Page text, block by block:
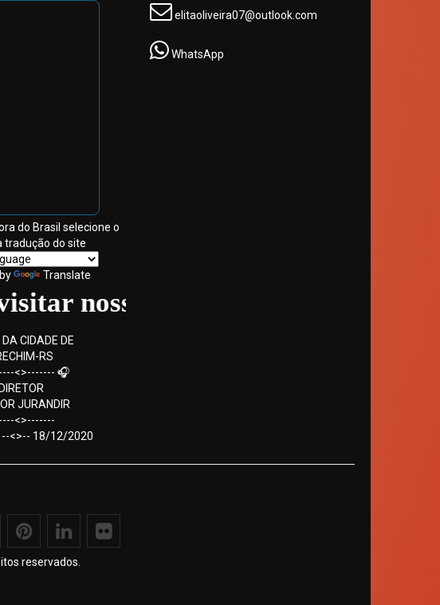
do Brasil selecione o
tradução do site
Translate
nosso site - Volte sempre
CIDADE DE
RS
<>------- 🎧
JURANDIR
<>-------
--<>-- 18/12/2020
elitaoliveira07@outlook.com
WhatsApp
reservados.